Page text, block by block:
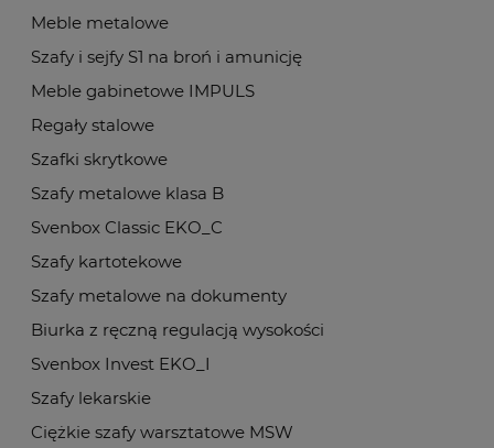
Meble metalowe
Szafy i sejfy S1 na broń i amunicję
Meble gabinetowe IMPULS
Regały stalowe
Szafki skrytkowe
Szafy metalowe klasa B
Svenbox Classic EKO_C
Szafy kartotekowe
Szafy metalowe na dokumenty
Biurka z ręczną regulacją wysokości
Svenbox Invest EKO_I
Szafy lekarskie
Ciężkie szafy warsztatowe MSW